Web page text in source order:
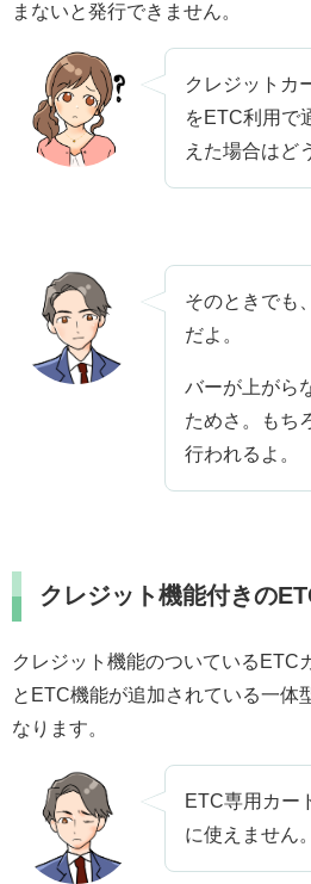
まないと発行できません。
クレジットカ
をETC利用で
えた場合はど
そのときでも
だよ。
バーが上がら
ためさ。もち
行われるよ。
クレジット機能付きの
クレジット機能のついているETC
とETC機能が追加されている一体
なります。
ETC専用カー
に使えません。